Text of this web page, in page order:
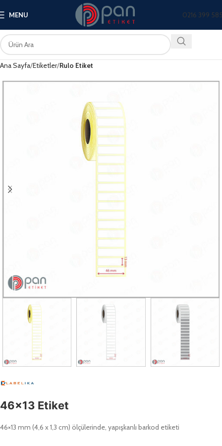
MENU 0216 399
Ana Sayfa Etiketler Rulo Etiket
46×13 Etiket
46×13 mm (4,6 x 1,3 cm) ölçülerinde, yapışkanlı barkod etiketi